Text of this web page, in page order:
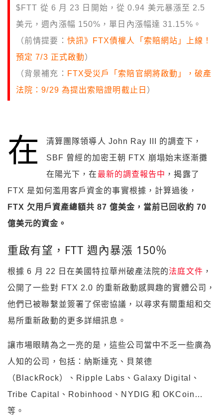
$FTT 從 6 月 23 日開始，從 0.94 美元暴漲至 2.5
美元，週內漲幅 150%，單日內漲幅達 31.15%。
（前情提要： 快訊》FTX債權人「索賠網站」上線！
預定 7/3 正式啟動）
（背景補充： FTX受災戶「索賠官網將啟動」，破產
法院：9/29 為提出索賠證明截止日 ）
在
清算團隊領導人 John Ray III 的調查下，
SBF 曾經的加密王朝 FTX 崩塌始末逐漸攤
在陽光下，在 最新的調查報告中 ，揭露了
FTX 是如何濫用客戶資金的事實根據，計算過後，
FTX 欠用戶資產總額共 87 億美金，當前已回收約 70
億美元的資金。
重啟有望，FTT 週內暴漲 150％
根據 6 月 22 日在美國特拉華州破產法院的法庭文件 ，
公開了一些對 FTX 2.0 的重新啟動感興趣的實體公司，
他們已被聯繫並簽署了保密協議，以尋求有關重組和交
易所重新啟動的更多詳細訊息。
讓市場眼睛為之一亮的是，這些公司當中不乏一些廣為
人知的公司，包括：納斯達克、貝萊德
（BlackRock）、Ripple Labs、Galaxy Digital、
Tribe Capital、Robinhood、NYDIG 和 OKCoin…
等。